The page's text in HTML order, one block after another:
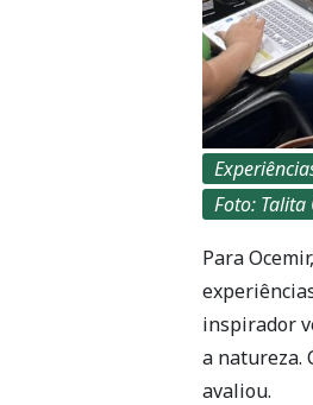
Foto: Talita
Para
inspirador
a natureza.
avaliou.